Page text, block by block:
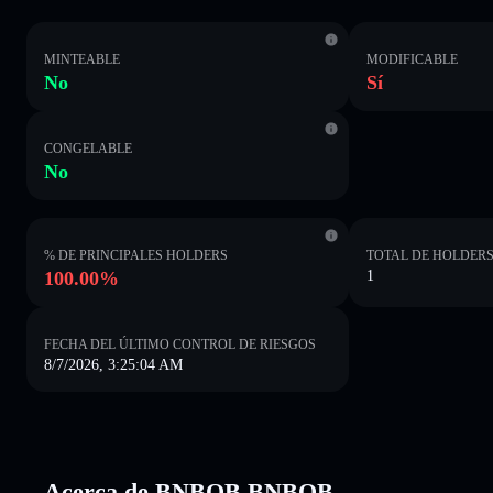
MINTEABLE
No
MODIFICABLE
Sí
CONGELABLE
No
% DE PRINCIPALES HOLDERS
100.00%
TOTAL DE
1
FECHA DEL ÚLTIMO CONTROL DE RIESGOS
8/7/2026, 3:25:04 AM